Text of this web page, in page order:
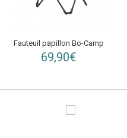
Fauteuil papillon Bo-Camp
69,90€